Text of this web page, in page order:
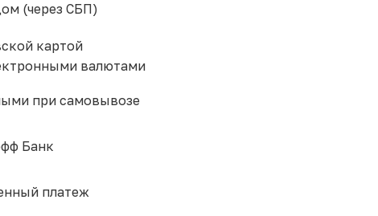
(через СБП)
картой
валютами
при самовывозе
Банк
платеж